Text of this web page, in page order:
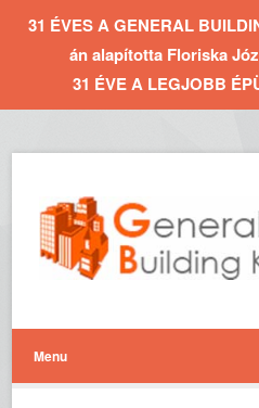
31 ÉVES A GENERAL
án alapította Floriska
31 ÉVE A LEGJOBB
Menu